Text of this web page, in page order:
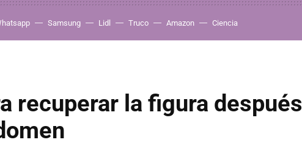
Samsung Lidl Truco Amazon Ciencia
recuperar la figura después